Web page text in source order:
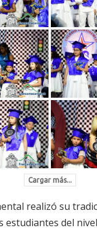
Cargar más...
realizó su
estudiantes del